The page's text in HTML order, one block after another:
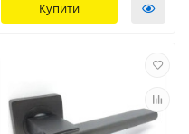
Купити